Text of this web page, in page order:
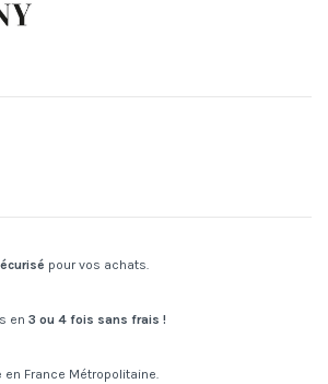
pour vos achats.
en 3 ou 4 fois sans frais !
en France Métropolitaine.